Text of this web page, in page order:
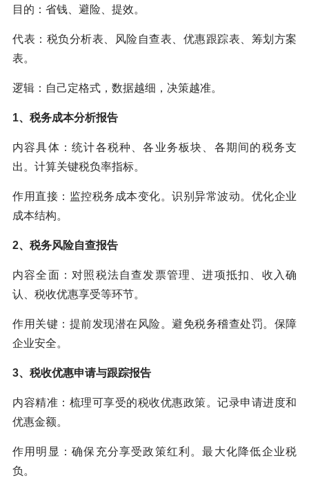
目的：省钱、避险、提效。
代表：税负分析表、风险自查表、优惠跟踪表、筹划方案
表。
逻辑：自己定格式，数据越细，决策越准。
1、税务成本分析报告
内容具体：统计各税种、各业务板块、各期间的税务支
出。计算关键税负率指标。
作用直接：监控税务成本变化。识别异常波动。优化企业
成本结构。
2、税务风险自查报告
内容全面：对照税法自查发票管理、进项抵扣、收入确
认、税收优惠享受等环节。
作用关键：提前发现潜在风险。避免税务稽查处罚。保障
企业安全。
3、税收优惠申请与跟踪报告
内容精准：梳理可享受的税收优惠政策。记录申请进度和
优惠金额。
作用明显：确保充分享受政策红利。最大化降低企业税
负。